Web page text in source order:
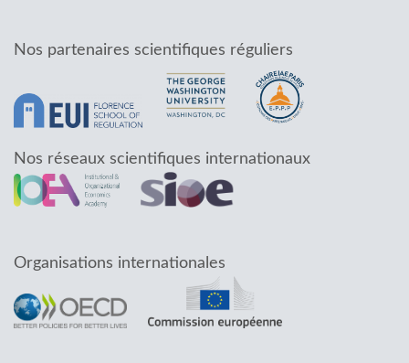
Nos partenaires scientifiques réguliers
Nos réseaux scientifiques internationaux
Organisations internationales